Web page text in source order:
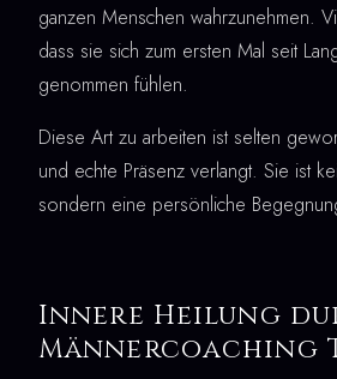
ganzen Menschen wahrzunehmen.
dass sie sich zum ersten Mal seit
genommen fühlen.
Diese Art zu arbeiten ist selten
und echte Präsenz verlangt. Sie ist
sondern eine persönliche
Innere Heilung
Männercoaching